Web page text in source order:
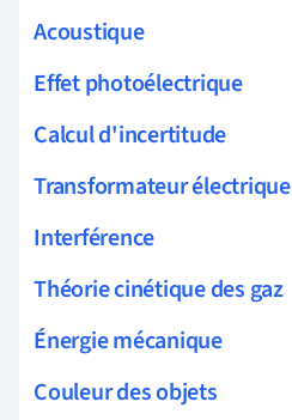
Acoustique
Effet photoélectrique
Calcul d'incertitude
Transformateur électrique
Interférence
Théorie cinétique des gaz
Énergie mécanique
Couleur des objets